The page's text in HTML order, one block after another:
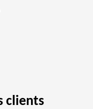
clients